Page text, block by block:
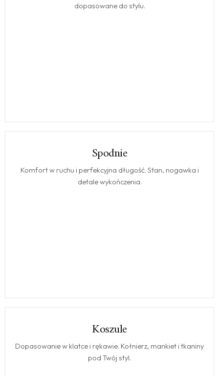
dopasowane do stylu.
Spodnie
Komfort w ruchu i perfekcyjna długość. Stan, nogawka i
detale wykończenia.
Koszule
Dopasowanie w klatce i rękawie. Kołnierz, mankiet i tkaniny
pod Twój styl.